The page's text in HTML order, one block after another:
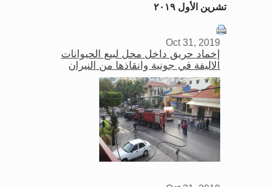
تشرين الأول ٢٠١٩
Oct 31, 2019
إخماد حريق داخل محل لبيع الحيوانات
الاليفة في جونية وانقاذها من النيران